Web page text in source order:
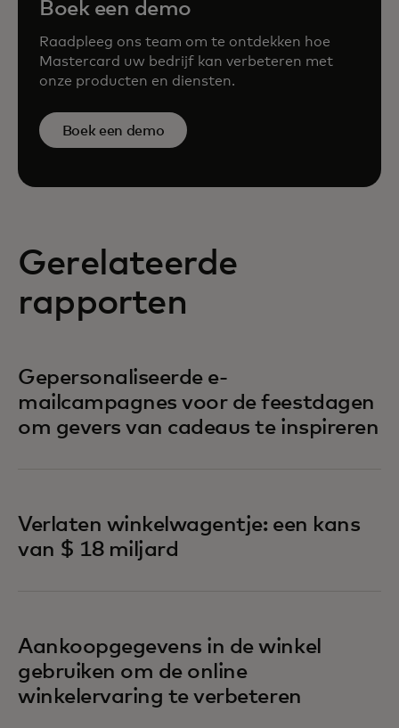
Boek een demo
Raadpleeg ons team om te ontdekken hoe
Mastercard uw bedrijf kan verbeteren met
onze producten en diensten.
Boek een demo
Gerelateerde
rapporten
Gepersonaliseerde e-
mailcampagnes voor de feestdagen
om gevers van cadeaus te inspireren
Verlaten winkelwagentje: een kans
van $ 18 miljard
Aankoopgegevens in de winkel
gebruiken om de online
winkelervaring te verbeteren